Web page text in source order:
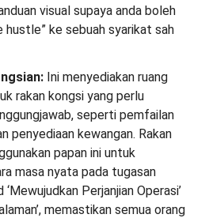
visual supaya anda boleh
hustle” ke sebuah syarikat sah
Ini menyediakan ruang
rakan kongsi yang perlu
seperti pemfailan
penyediaan kewangan. Rakan
papan ini untuk
masa nyata pada tugasan
Perjanjian Operasi’
memastikan semua orang